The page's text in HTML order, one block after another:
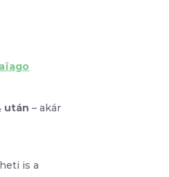
után – akár
is a